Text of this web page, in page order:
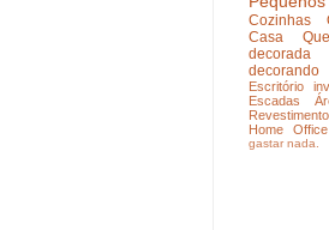
Cozinhas
Casa
decorada
Escritório
Escadas
Revestimento
Home Office
gastar nada.